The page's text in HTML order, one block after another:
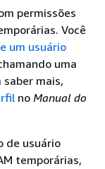
permissões
Você
um usuário
uma
saber mais,
no Manual do
de usuário
temporárias,